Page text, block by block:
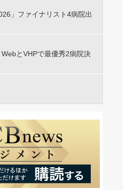
」ファイナリスト4病院出
WebとVHPで最優秀2病院決